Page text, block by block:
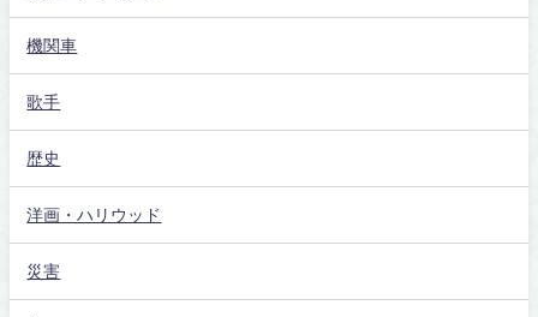
機関車
歌手
歴史
洋画・ハリウッド
災害